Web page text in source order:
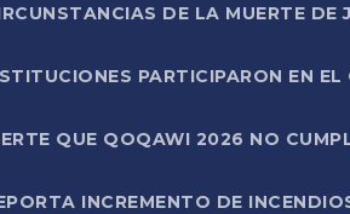
DE LA MUERTE
PARTICIPARON EN
QUE QOQAWI 2026 NO
INCREMENTO DE